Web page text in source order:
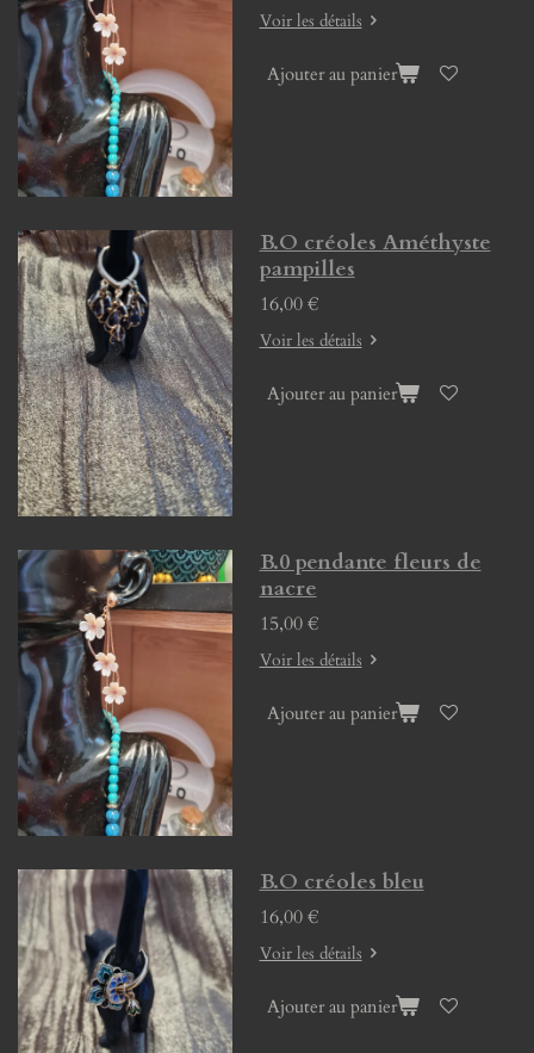
Voir les détails
Ajouter au panier
B.O créoles Améthyste
pampilles
16,00 €
Voir les détails
Ajouter au panier
B.0 pendante fleurs de
nacre
15,00 €
Voir les détails
Ajouter au panier
B.O créoles bleu
16,00 €
Voir les détails
Ajouter au panier